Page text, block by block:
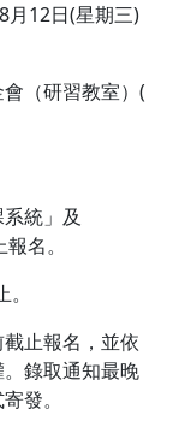
月12日(星期三)
（研習教室）(
統」及
名。
止。
止報名，並依
錄取通知最晚
發。